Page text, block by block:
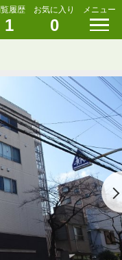
履歴
1
お気に入り
0
メニュー